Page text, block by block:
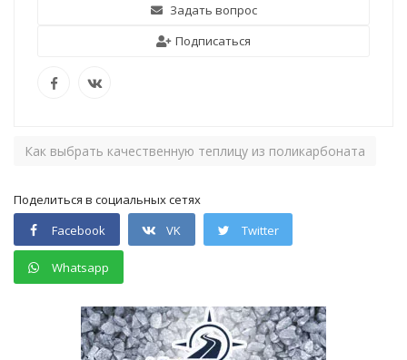
Задать вопрос
Подписаться
Как выбрать качественную теплицу из поликарбоната
Поделиться в социальных сетях
Facebook
VK Twitter
Whatsapp